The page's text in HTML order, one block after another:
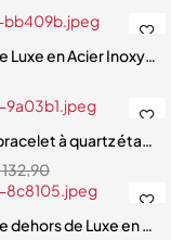
Luxe en Acier
à quartz
132,90
et lumineuse
dehors de Luxe en